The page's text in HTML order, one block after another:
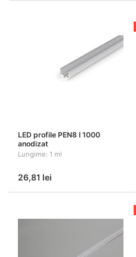
LED profile PEN8 I 1000
anodizat
Lungime: 1 ml
26,81 lei